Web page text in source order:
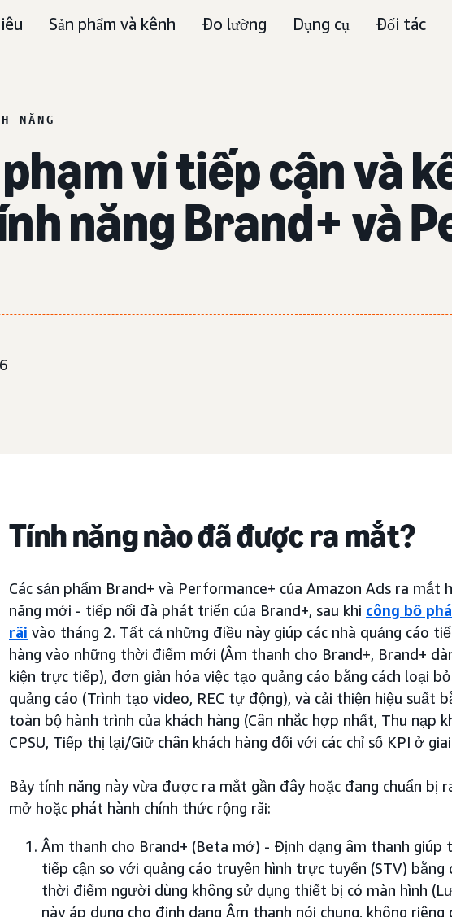
Sản phẩm và kênh Đo lường Dụng cụ Đối tác
NĂNG
vi tiếp cận và
năng Brand+ và
Tính năng nào đã được ra mắt?
Các sản phẩm Brand+ và Performance+ của Amazon Ads ra mắt
năng mới - tiếp nối đà phát triển của Brand+, sau khi công bố
rãi vào tháng 2. Tất cả những điều này giúp các nhà quảng cáo
hàng vào những thời điểm mới (Âm thanh cho Brand+, Brand+
kiện trực tiếp), đơn giản hóa việc tạo quảng cáo bằng cách loại
quảng cáo (Trình tạo video, REC tự động), và cải thiện hiệu suất
toàn bộ hành trình của khách hàng (Cân nhắc hợp nhất, Thu nạp
CPSU, Tiếp thị lại/Giữ chân khách hàng đối với các chỉ số KPI ở
Bảy tính năng này vừa được ra mắt gần đây hoặc đang chuẩn bị
mở hoặc phát hành chính thức rộng rãi:
Âm thanh cho Brand+ (Beta mở) - Định dạng âm thanh giúp
tiếp cận so với quảng cáo truyền hình trực tuyến (STV) bằng
thời điểm người dùng không sử dụng thiết bị có màn hình
này áp dụng cho định dạng Âm thanh nói chung, không riêng